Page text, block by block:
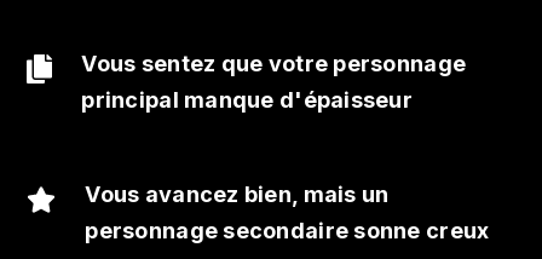
Vous sentez que votre personnage
principal manque d'épaisseur
Vous avancez bien, mais un
personnage secondaire sonne creux